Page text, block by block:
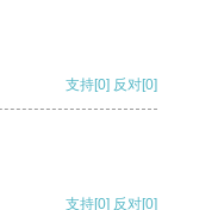
支持[0] 反对[0]
支持[0] 反对[0]